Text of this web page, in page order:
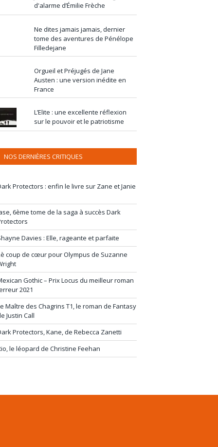
d'alarme d’Émilie Frèche
Ne dites jamais jamais, dernier
tome des aventures de Pénélope
Filledejane
Orgueil et Préjugés de Jane
Austen : une version inédite en
France
L’Elite : une excellente réflexion
sur le pouvoir et le patriotisme
NOS DERNIÈRES CRITIQUES
Protectors : enfin le livre sur Zane et Janie
6ème tome de la saga à succès Dark
Davies : Elle, rageante et parfaite
coup de cœur pour Olympus de Suzanne
Gothic – Prix Locus du meilleur roman
2021
Maître des Chagrins T1, le roman de Fantasy
Justin Call
Protectors, Kane, de Rebecca Zanetti
le léopard de Christine Feehan